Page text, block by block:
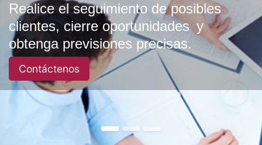
Realice el seguimiento de posibles
clientes, cierre oportunidades y
obtenga previsiones precisas.
Contáctenos